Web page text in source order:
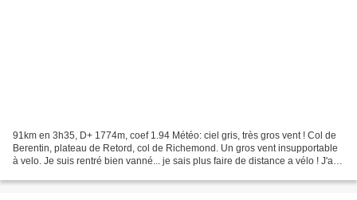
91km en 3h35, D+ 1774m, coef 1.94 Météo: ciel gris, très gros vent ! Col de
Berentin, plateau de Retord, col de Richemond. Un gros vent insupportable
à velo. Je suis rentré bien vanné... je sais plus faire de distance a vélo ! J'ai